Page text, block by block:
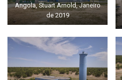
Angola, Stuart Arnold, Janeiro
de 2019